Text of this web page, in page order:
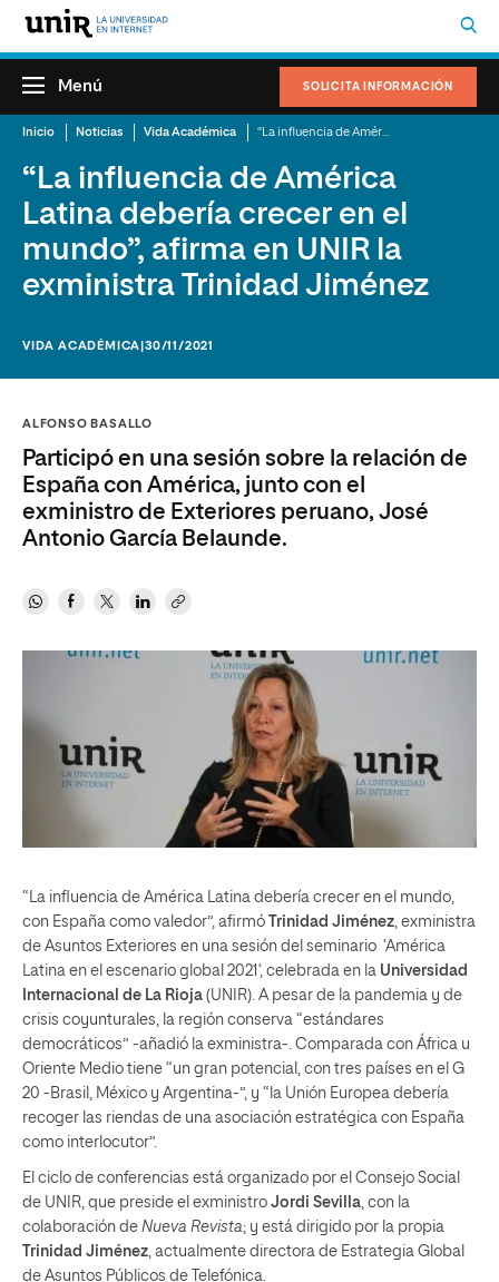
SOLICITA INFORMACIÓN
Menú
Inicio Noticias Vida Académica
“La influencia de América
Latina debería crecer en el
mundo”, afirma en UNIR la
exministra Trinidad Jiménez
VIDA ACADÉMICA |30/11/2021
ALFONSO BASALLO
Participó en una sesión sobre la relación de
España con América, junto con el
exministro de Exteriores peruano, José
Antonio García Belaunde.
“La influencia de América Latina debería crecer en el mundo,
con España como valedor”, afirmó Trinidad Jiménez , exministra
de Asuntos Exteriores en una sesión del seminario ‘América
Latina en el escenario global 2021‘, celebrada en la Universidad
Internacional de La Rioja (UNIR). A pesar de la pandemia y de
crisis coyunturales, la región conserva “estándares
democráticos” -añadió la exministra-. Comparada con África u
Oriente Medio tiene “un gran potencial, con tres países en el G
20 -Brasil, México y Argentina-”, y “la Unión Europea debería
recoger las riendas de una asociación estratégica con España
como interlocutor”.
El ciclo de conferencias está organizado por el Consejo Social
de UNIR, que preside el exministro Jordi Sevilla , con la
colaboración de Nueva Revista; y está dirigido por la propia
Trinidad Jiménez , actualmente directora de Estrategia Global
de Asuntos Públicos de Telefónica.